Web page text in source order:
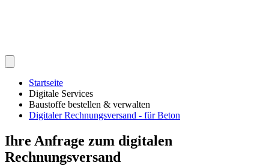
Startseite
Digitale Services
Baustoffe bestellen & verwalten
Digitaler Rechnungsversand - für Beton
Ihre Anfrage zum digitalen
Rechnungsversand